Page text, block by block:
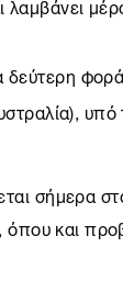
δεύτερη
υπό
σήμερα
και